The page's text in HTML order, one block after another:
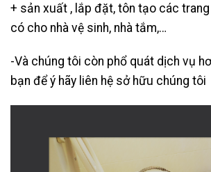
+ sản xuất , lắp đặt, tôn tạo các
có cho nhà vệ sinh, nhà tắm,…
-Và chúng tôi còn phổ quát dịch vụ
bạn để ý hãy liên hệ sở hữu chúng tôi